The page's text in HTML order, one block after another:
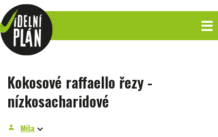
Kokosové raffaello řezy -
nízkosacharidové
person
Míša